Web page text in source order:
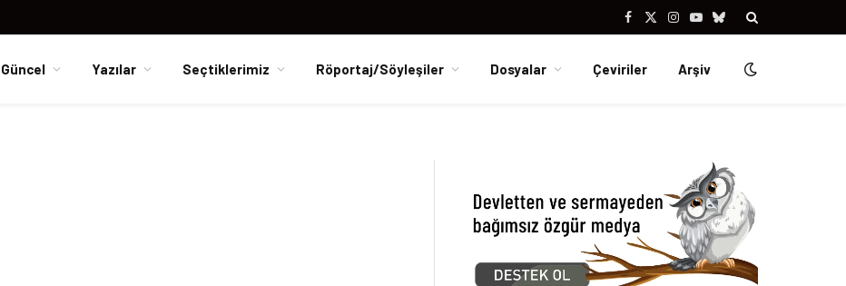
Facebook
X
Instagram
YouTubeBluesky
Güncel Yazılar Seçtiklerimiz Röportaj/Söyleşiler Dosyalar Çeviriler Arşiv